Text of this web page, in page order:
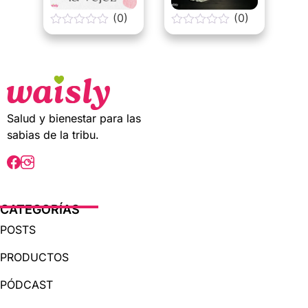
0
o
f
5
(0)
0
(0)
Salud y bienestar para las
sabias de la tribu.
CATEGORÍAS
POSTS
PRODUCTOS
PÓDCAST